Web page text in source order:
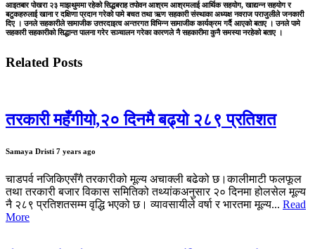
आइतबार पोखरा २३ माझथुममा रहेको सिद्धबराह तपोवन आश्रम आश्रमलाई आर्थिक सहयोग, खाद्यन्न सहयोग र
बटुकहरुलाई खाना र दक्षिणा प्रदान गरेको पामे बचत तथा ऋण सहकारी संस्थाका अध्यक्ष नवराज पराजुलीले जनकारी
दिए । उनले सहकारीले सामाजीक उत्तरदाइत्व अन्तरगत विभिन्न सामाजीक कार्यक्रम गर्दै आएको बताए । उनले पामे
सहकारी सहकारीको सिद्धान्त पालना गरेर सञ्चालन गरेका कारणले नै सहकारीमा कुनै समस्या नरहेको बताए ।
Related Posts
तरकारी महँगीयो,२० दिनमै बढ्यो २८९ प्रतिशत
Samaya Dristi 7 years ago
चाडपर्व नजिकिएसँगै तरकारीको मूल्य अचाक्ली बढेको छ।कालीमाटी फलफूल
तथा तरकारी बजार विकास समितिको तथ्यांकअनुसार २० दिनमा होलसेल मूल्य
नै २८९ प्रतिशतसम्म वृद्धि भएको छ। व्यावसायीले वर्षा र भारतमा मूल्य... Read
More